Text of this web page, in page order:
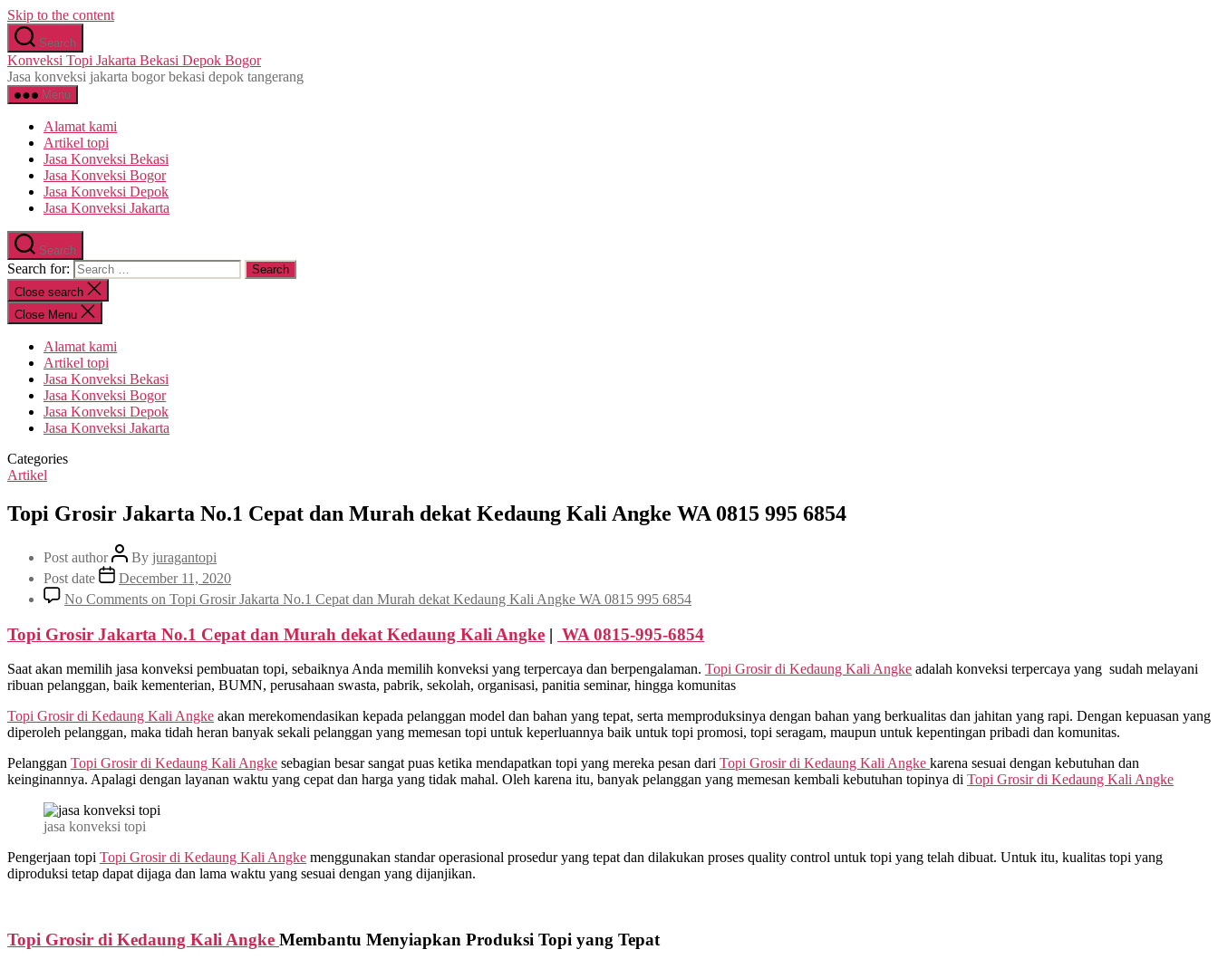
Skip to the content
Search
Konveksi Topi Jakarta Bekasi Depok Bogor
Jasa konveksi jakarta bogor bekasi depok tangerang
Menu
Alamat kami
Artikel topi
Jasa Konveksi Bekasi
Jasa Konveksi Bogor
Jasa Konveksi Depok
Jasa Konveksi Jakarta
Search
Search for:
Close search
Close Menu
Alamat kami
Artikel topi
Jasa Konveksi Bekasi
Jasa Konveksi Bogor
Jasa Konveksi Depok
Jasa Konveksi Jakarta
Categories
Artikel
Topi Grosir Jakarta No.1 Cepat dan Murah dekat Kedaung Kali Angke WA 0815 995 6854
Post author By juragantopi
Post date
December 11, 2020
No Comments on Topi Grosir Jakarta No.1 Cepat dan Murah dekat Kedaung Kali Angke WA 0815 995 6854
Topi Grosir Jakarta No.1 Cepat dan Murah dekat Kedaung Kali Angke | WA 0815-995-6854
Saat akan memilih jasa konveksi pembuatan topi, sebaiknya Anda memilih konveksi yang terpercaya dan berpengalaman. Topi Grosir di Kedaung Kali Angke adalah konveksi terpercaya yang sudah melayani
ribuan pelanggan, baik kementerian, BUMN, perusahaan swasta, pabrik, sekolah, organisasi, panitia seminar, hingga komunitas
Topi Grosir di Kedaung Kali Angke akan merekomendasikan kepada pelanggan model dan bahan yang tepat, serta memproduksinya dengan bahan yang berkualitas dan jahitan yang rapi. Dengan kepuasan yang
diperoleh pelanggan, maka tidah heran banyak sekali pelanggan yang memesan topi untuk keperluannya baik untuk topi promosi, topi seragam, maupun untuk kepentingan pribadi dan komunitas.
Pelanggan Topi Grosir di Kedaung Kali Angke sebagian besar sangat puas ketika mendapatkan topi yang mereka pesan dari Topi Grosir di Kedaung Kali Angke karena sesuai dengan kebutuhan dan
keinginannya. Apalagi dengan layanan waktu yang cepat dan harga yang tidak mahal. Oleh karena itu, banyak pelanggan yang memesan kembali kebutuhan topinya di Topi Grosir di Kedaung Kali Angke
jasa konveksi topi
Pengerjaan topi Topi Grosir di Kedaung Kali Angke menggunakan standar operasional prosedur yang tepat dan dilakukan proses quality control untuk topi yang telah dibuat. Untuk itu, kualitas topi yang
diproduksi tetap dapat dijaga dan lama waktu yang sesuai dengan yang dijanjikan.
Topi Grosir di Kedaung Kali Angke Membantu Menyiapkan Produksi Topi yang Tepat